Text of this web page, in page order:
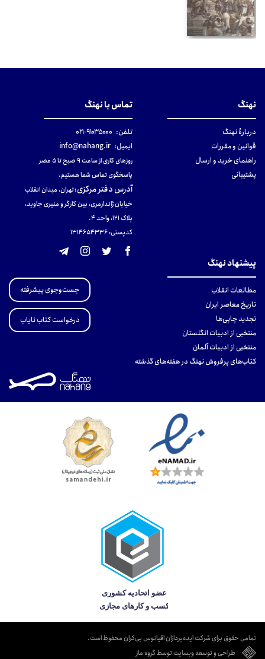
نهنگ
دربارهٔ نهنگ
قوانین و مقررات
راهنمای خرید و ارسال
پشتیبانی
تماس با نهنگ
تلفن: ۹۱۰۳۵۰۰۰-۰۲۱
ایمیل: info@nahang.ir
روزهای کاری از ساعت ۹ صبح تا ۵ عصر
پاسخگوی تماس شما هستیم.
آدرس دفتر مرکزی:تهران، میدان انقلاب
خیابان ژاندارمری، بین کارگر و منیری جاوید،
پلاک 121، واحد ۴.
کدپستی: 131465433۶
پیشنهاد نهنگ
مطالعات انقلاب
تاریخ معاصر ایران
تجدید چاپی‌ها
منتخبی از ادبیات انگلستان
منتخبی از ادبیات آلمان
کتاب‌های پرفروش نهنگ در هفته‌های گذشته
جست‌وجوی پیشرفته
درخواست کتاب نایاب
تمامی حقوق برای شرکت ایده‌پردازان اقیانوس بی‌کران محفوظ است.
طراحی و توسعه وبسایت توسط گروه ماز